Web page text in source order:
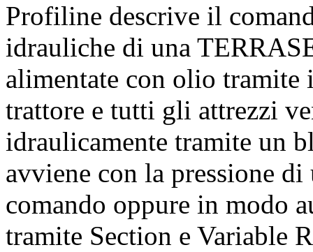
Profiline descrive il
idrauliche di una
alimentate con olio tramite
trattore e tutti gli attrezzi
idraulicamente tramite un
avviene con la pressione
comando oppure in modo
tramite Section e Variable